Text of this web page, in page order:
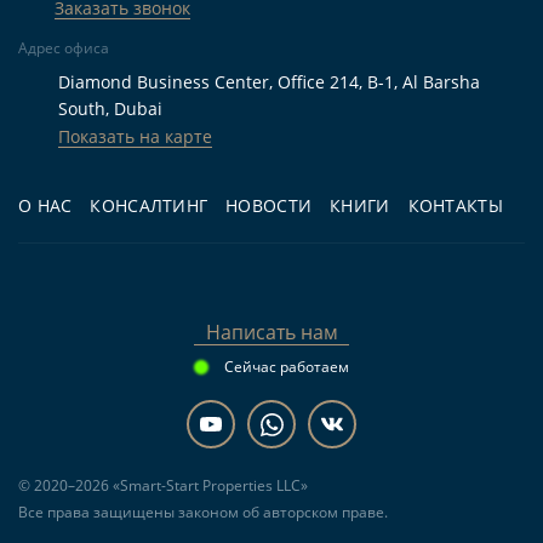
Кому подходит
Для жизни:
квартира с 1 спальней, ванной комнатой,
Дубая.
перспективой сдачи квартиры в аренду после
передачи объекта.
Для перепродажи:инвесторам,
ориентированным на дальнейшую
реализацию квартиры с востребованной
планировкой и дополнительными открытыми
О НАС КОНСАЛТИНГ НОВОСТИ КНИГИ КОНТАКТЫ
Заказать звонок
Адрес офиса
Diamond Business Center, Office 214, B-1, Al Barsha
South, Dubai
Показать на карте
Написать нам
Сейчас работаем
© 2020–2026 «Smart-Start Properties LLC»
Все права защищены законом об авторском праве.